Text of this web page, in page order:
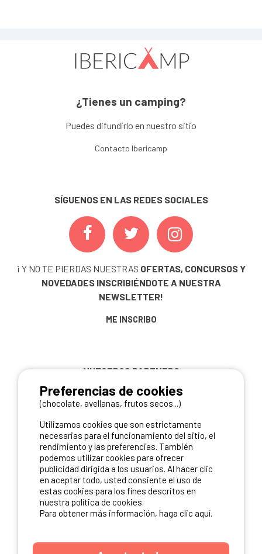
¿Tienes un camping?
Puedes difundirlo en nuestro sitio
Contacto Ibericamp
SÍGUENOS EN LAS REDES SOCIALES
¡ Y NO TE PIERDAS NUESTRAS OFERTAS, CONCURSOS Y
NOVEDADES INSCRIBIÉNDOTE A NUESTRA
NEWSLETTER!
ME INSCRIBO
NUESTROS PARTNERS
Preferencias de cookies
(chocolate, avellanas, frutos secos...)
Utilizamos cookies que son estrictamente
necesarias para el funcionamiento del sitio, el
rendimiento y las preferencias. También
podemos utilizar cookies para ofrecer
publicidad dirigida a los usuarios. Al hacer clic
en aceptar todo, usted consiente el uso de
estas cookies para los fines descritos en
nuestra política de cookies.
Para obtener más información, haga clic aquí.